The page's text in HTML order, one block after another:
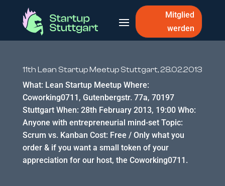
Mitglied
werden
11th Lean Startup Meetup Stuttgart, 28.02.2013
What: Lean Startup Meetup Where:
Coworking0711, Gutenbergstr. 77a, 70197
Stuttgart When: 28th February 2013, 19:00 Who:
Anyone with entrepreneurial mind-set Topic:
Scrum vs. Kanban Cost: Free / Only what you
order & if you want a small token of your
appreciation for our host, the Coworking0711.